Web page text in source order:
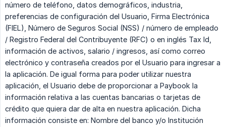
número de teléfono, datos demográficos, industria,
preferencias de configuración del Usuario, Firma Electrónica
(FIEL), Número de Seguros Social (NSS) / número de empleado
/ Registro Federal del Contribuyente (RFC) o en inglés Tax Id,
información de activos, salario / ingresos, así como correo
electrónico y contraseña creados por el Usuario para ingresar a
la aplicación. De igual forma para poder utilizar nuestra
aplicación, el Usuario debe de proporcionar a Paybook la
información relativa a las cuentas bancarias o tarjetas de
crédito que quiera dar de alta en nuestra aplicación. Dicha
información consiste en: Nombre del banco y/o Institución